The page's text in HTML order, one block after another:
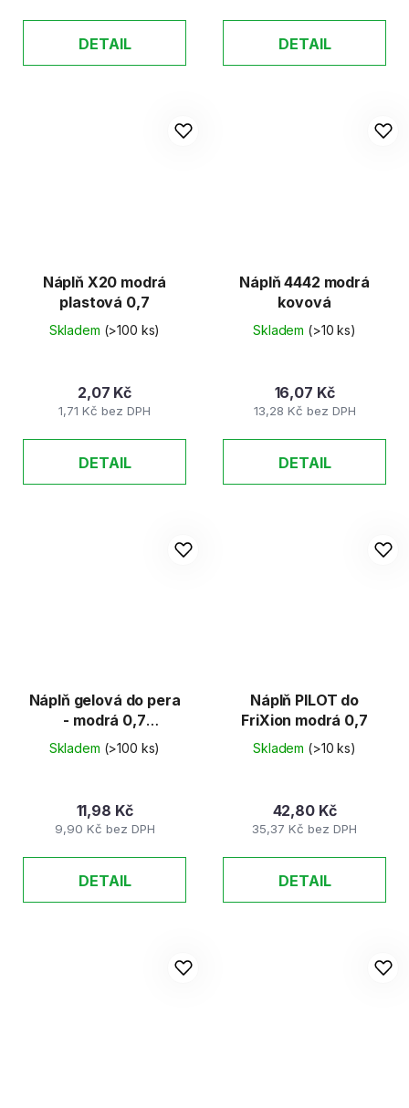
DETAIL DETAIL
Náplň X20 modrá
plastová 0,7
Skladem (>100 ks)
1,71 Kč bez DPH
2,07 Kč
DETAIL
Náplň 4442 modrá
kovová
Skladem (>10 ks)
13,28 Kč bez DPH
16,07 Kč
DETAIL
Náplň gelová do pera
- modrá 0,7
/ADH2610/
Skladem (>100 ks)
9,90 Kč bez DPH
11,98 Kč
DETAIL
Náplň PILOT do
FriXion modrá 0,7
Skladem (>10 ks)
35,37 Kč bez DPH
42,80 Kč
DETAIL